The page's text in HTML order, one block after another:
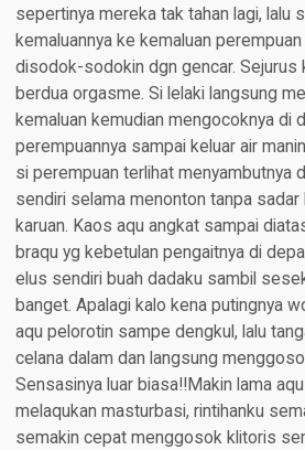
sepertinya mereka tak tahan lagi, lalu
kemaluannya ke kemaluan
disodok-sodokin dgn gencar. Sejurus
berdua orgasme. Si lelaki langsung
kemaluan kemudian mengocoknya di
perempuannya sampai keluar air
si perempuan terlihat menyambutnya
sendiri selama menonton tanpa sadar
karuan. Kaos aqu angkat sampai
braqu yg kebetulan pengaitnya di
elus sendiri buah dadaku sambil
banget. Apalagi kalo kena putingnya
aqu pelorotin sampe dengkul, lalu
celana dalam dan langsung
Sensasinya luar biasa!!Makin lama
melaqukan masturbasi, rintihanku
semakin cepat menggosok klitoris